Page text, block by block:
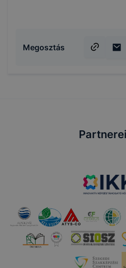
Megosztás